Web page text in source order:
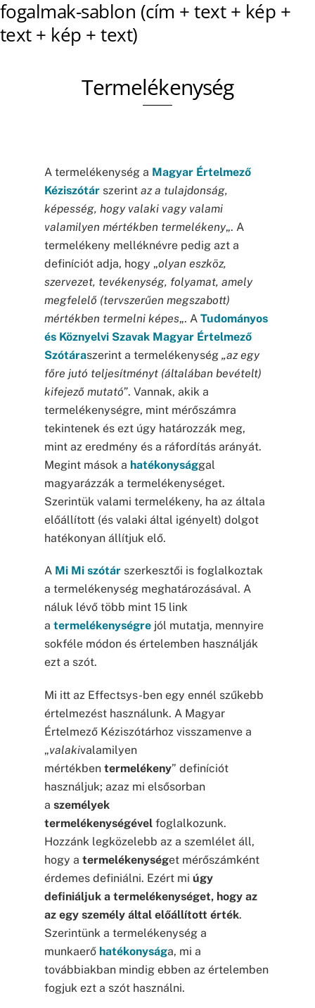
fogalmak-sablon (cím + text + kép +
text + kép + text)
Termelékenység
A termelékenység a Magyar Értelmező
Kéziszótárszerint az a tulajdonság,
képesség, hogy valaki vagy valami
valamilyen mértékben termelékeny„. A
termelékeny melléknévre pedig azt a
definíciót adja, hogy „olyan eszköz,
szervezet, tevékenység, folyamat, amely
megfelelő (tervszerűen megszabott)
mértékben termelni képes„. A Tudományos
és Köznyelvi Szavak Magyar Értelmező
Szótáraszerint a termelékenység „az egy
főre jutó teljesítményt (általában bevételt)
kifejező mutató”. Vannak, akik a
termelékenységre, mint mérőszámra
tekintenek és ezt úgy határozzák meg,
mint az eredmény és a ráfordítás arányát.
Megint mások a hatékonysággal
magyarázzák a termelékenységet.
Szerintük valami termelékeny, ha az általa
előállított (és valaki által igényelt) dolgot
hatékonyan állítjuk elő.
A Mi Mi szótárszerkesztői is foglalkoztak
a termelékenység meghatározásával. A
náluk lévő több mint 15 link
a termelékenységrejól mutatja, mennyire
sokféle módon és értelemben használják
ezt a szót.
Mi itt az Effectsys-ben egy ennél szűkebb
értelmezést használunk. A Magyar
Értelmező Kéziszótárhoz visszamenve a
„valakivalamilyen
mértékben termelékeny” definíciót
használjuk; azaz mi elsősorban
a személyek
termelékenységévelfoglalkozunk.
Hozzánk legközelebb az a szemlélet áll,
hogy a termelékenységet mérőszámként
érdemes definiálni. Ezért mi úgy
definiáljuk a termelékenységet, hogy az
az egy személy által előállított érték.
Szerintünk a termelékenység a
munkaerő hatékonysága, mi a
továbbiakban mindig ebben az értelemben
fogjuk ezt a szót használni.